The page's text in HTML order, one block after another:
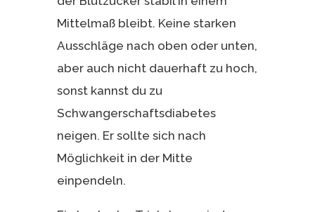
Mittelmaß bleibt. Keine starken
Ausschläge nach oben oder unten,
aber auch nicht dauerhaft zu hoch,
sonst kannst du zu
Schwangerschaftsdiabetes
neigen. Er sollte sich nach
Möglichkeit in der Mitte
einpendeln.